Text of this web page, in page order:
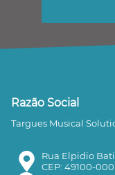
Razão Social
Targues Musical
Rua Elpidio
CEP: 49100-